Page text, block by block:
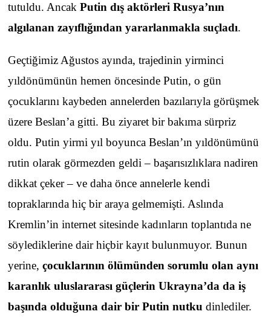
tutuldu. AncakPutin dış aktörleri Rusya’nın
algılanan zayıflığından yararlanmakla suçladı.
Geçtiğimiz Ağustos ayında, trajedinin yirminci
yıldönümünün hemen öncesinde Putin, o gün
çocuklarını kaybeden annelerden bazılarıyla görüşmek
üzere Beslan’a gitti. Bu ziyaret bir bakıma sürpriz
oldu. Putin yirmi yıl boyunca Beslan’ın yıldönümünü
rutin olarak görmezden geldi – başarısızlıklara nadiren
dikkat çeker – ve daha önce annelerle kendi
topraklarında hiç bir araya gelmemişti. Aslında
Kremlin’in internet sitesinde kadınların toplantıda ne
söylediklerine dair hiçbir kayıt bulunmuyor. Bunun
yerine,çocuklarının ölümünden sorumlu olan aynı
karanlık uluslararası güçlerin Ukrayna’da da iş
başında olduğuna dair bir Putin nutku dinlediler.